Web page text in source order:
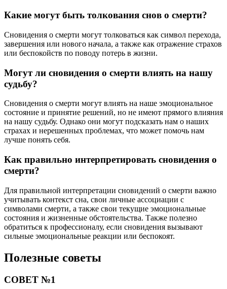
Какие могут быть толкования снов о смерти?
Сновидения о смерти могут толковаться как символ перехода,
завершения или нового начала, а также как отражение страхов
или беспокойств по поводу потерь в жизни.
Могут ли сновидения о смерти влиять на нашу
судьбу?
Сновидения о смерти могут влиять на наше эмоциональное
состояние и принятие решений, но не имеют прямого влияния
на нашу судьбу. Однако они могут подсказать нам о наших
страхах и нерешенных проблемах, что может помочь нам
лучше понять себя.
Как правильно интерпретировать сновидения о
смерти?
Для правильной интерпретации сновидений о смерти важно
учитывать контекст сна, свои личные ассоциации с
символами смерти, а также свои текущие эмоциональные
состояния и жизненные обстоятельства. Также полезно
обратиться к профессионалу, если сновидения вызывают
сильные эмоциональные реакции или беспокоят.
Полезные советы
СОВЕТ №1